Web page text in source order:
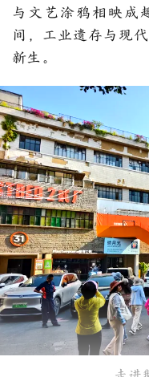
与文艺涂鸦相映成
间，工业遗存与现
新生。